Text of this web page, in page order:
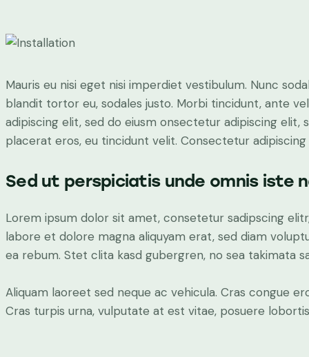
Mauris eu nisi eget nisi imperdiet vestibulum. Nunc
blandit tortor eu, sodales justo. Morbi tincidunt, ante
adipiscing elit, sed do eiusm onsectetur adipiscing
placerat eros, eu tincidunt velit. Consectetur
Sed ut perspiciatis unde omnis iste
Lorem ipsum dolor sit amet, consetetur sadipscing
labore et dolore magna aliquyam erat, sed diam
ea rebum. Stet clita kasd gubergren, no sea takimata
Aliquam laoreet sed neque ac vehicula. Cras congue
Cras turpis urna, vulputate at est vitae, posuere